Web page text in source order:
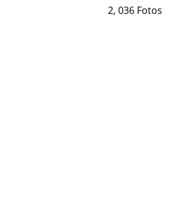
2, 036 Fotos